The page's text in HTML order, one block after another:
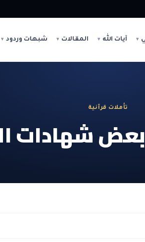
آيات الله المقالات شبهات وردود
تأملات قرآنية
بعض شهادات